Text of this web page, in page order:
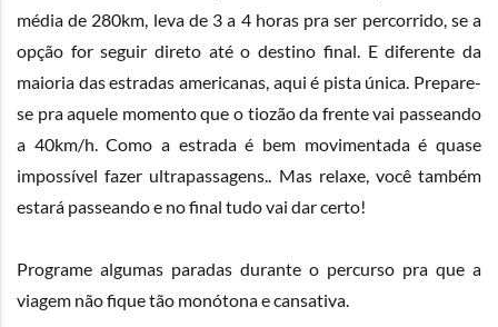
média de 280km, leva de 3 a 4 horas pra ser percorrido, se a
opção for seguir direto até o destino final. E diferente da
maioria das estradas americanas, aqui é pista única. Prepare-
se pra aquele momento que o tiozão da frente vai passeando
a 40km/h. Como a estrada é bem movimentada é quase
impossível fazer ultrapassagens.. Mas relaxe, você também
estará passeando e no final tudo vai dar certo!
Programe algumas paradas durante o percurso pra que a
viagem não fique tão monótona e cansativa.